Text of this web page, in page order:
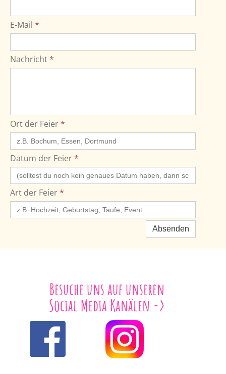
E-Mail *
Nachricht*
Ort der Feier*
Datum der Feier*
Art der Feier*
Absenden
Besuche uns auf unseren
Social Media Kanälen ->